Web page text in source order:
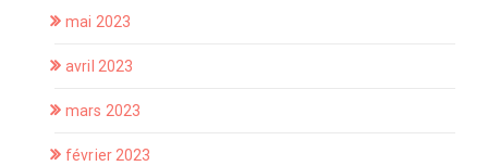
mai 2023
avril 2023
mars 2023
février 2023